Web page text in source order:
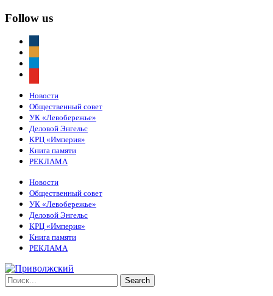
Follow us
Новости
Общественный совет
УК «Левобережье»
Деловой Энгельс
КРЦ «Империя»
Книга памяти
РЕКЛАМА
Новости
Общественный совет
УК «Левобережье»
Деловой Энгельс
КРЦ «Империя»
Книга памяти
РЕКЛАМА